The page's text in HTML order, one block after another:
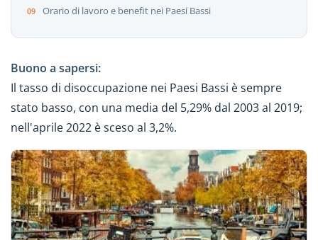
Orario di lavoro e benefit nei Paesi Bassi
Buono a sapersi:
Il tasso di disoccupazione nei Paesi Bassi è sempre
stato basso, con una media del 5,29% dal 2003 al 2019;
nell'aprile 2022 è sceso al 3,2%.